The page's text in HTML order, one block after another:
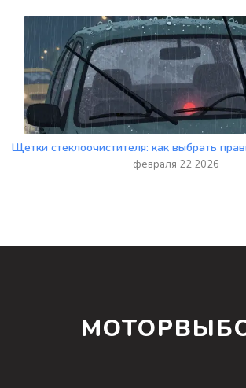
февраля 22 2026